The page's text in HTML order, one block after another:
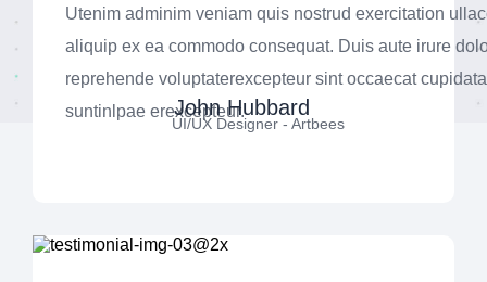
Utenim adminim veniam quis nostrud exercitation
aliquip ex ea commodo consequat. Duis aute irure
reprehende voluptaterexcepteur sint occaecat
suntinlpae erexcepteur.
John Hubbard
UI/UX Designer - Artbees